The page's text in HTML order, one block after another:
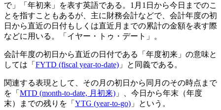
で」「年初来」を表す英語である。1月1日から今日までのこ
とを指すこともあるが、主に財務会計などで、会計年度の初
日から直近の日付もしくは直近月までの累計の金額を表す際
などに用いる。「イヤー・トゥ・デート」。
会計年度の初日から直近の日付である「年度初来」の意味と
しては「 FYTD (fiscal year-to-date) 」と同義である。
関連する表現として、その月の初日から同月のその時点まで
を「 MTD (month-to-date, 月初来) 」、今日から年末（年度
末）までの残りを「 YTG (year-to-go) 」という。